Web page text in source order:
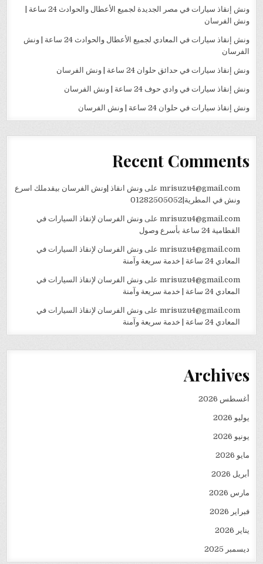
ونش إنقاذ سيارات في مصر الجديدة لجميع الأعطال والحوادث 24 ساعة |
ونش الفرسان
ونش إنقاذ سيارات في المعادي لجميع الأعطال والحوادث 24 ساعة | ونش
الفرسان
ونش إنقاذ سيارات في حدائق حلوان 24 ساعة | ونش الفرسان
ونش إنقاذ سيارات في وادي حوف 24 ساعة | ونش الفرسان
ونش إنقاذ سيارات في حلوان 24 ساعة | ونش الفرسان
Recent Comments
mrisuzu4@gmail.comعلى ونش انقاذ |ونش الفرسان بيقدملك اسرع
ونش في المطرية|01282505052
mrisuzu4@gmail.comعلى ونش الفرسان لإنقاذ السيارات في
القطامية 24 ساعة بأسرع وصول
mrisuzu4@gmail.comعلى ونش الفرسان لإنقاذ السيارات في
المعادي 24 ساعة | خدمة سريعة وآمنة
mrisuzu4@gmail.comعلى ونش الفرسان لإنقاذ السيارات في
المعادي 24 ساعة | خدمة سريعة وآمنة
mrisuzu4@gmail.comعلى ونش الفرسان لإنقاذ السيارات في
المعادي 24 ساعة | خدمة سريعة وآمنة
Archives
أغسطس 2026
يوليو 2026
يونيو 2026
مايو 2026
أبريل 2026
مارس 2026
فبراير 2026
يناير 2026
ديسمبر 2025